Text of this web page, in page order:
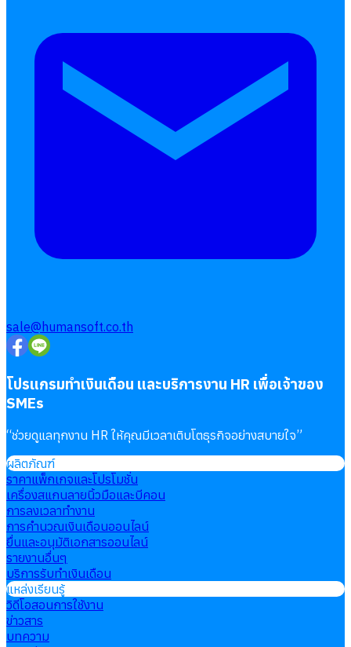
บริการรับทำเงินเดือน
Follow Human
sale@humansoft.co.th
โปรแกรมทำเงินเดือน และบริการงาน HR เพื่อเจ้าของ
SMEs
“ช่วยดูแลทุกงาน HR ให้คุณมีเวลาเติบโตธุรกิจอย่างสบายใจ”
ผลิตภัณฑ์
ราคาแพ็กเกจและโปรโมชั่น
เครื่องสแกนลายนิ้วมือและบีคอน
การลงเวลาทำงาน
การคำนวณเงินเดือนออนไลน์
ยื่นและอนุมัติเอกสารออนไลน์
รายงานอื่นๆ
บริการรับทำเงินเดือน
แหล่งเรียนรู้
วิดีโอสอนการใช้งาน
ข่าวสาร
บทความ